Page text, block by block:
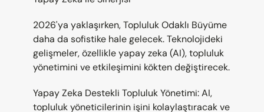
2026'ya yaklaşırken, Topluluk Odaklı Büyüme
daha da sofistike hale gelecek. Teknolojideki
gelişmeler, özellikle yapay zeka (AI), topluluk
yönetimini ve etkileşimini kökten değiştirecek.
Yapay Zeka Destekli Topluluk Yönetimi: AI,
topluluk yöneticilerinin işini kolaylaştıracak ve